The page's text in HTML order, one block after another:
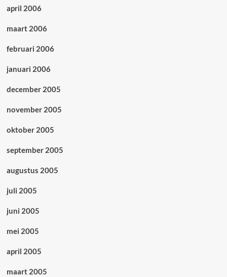
april 2006
maart 2006
februari 2006
januari 2006
december 2005
november 2005
oktober 2005
september 2005
augustus 2005
juli 2005
juni 2005
mei 2005
april 2005
maart 2005